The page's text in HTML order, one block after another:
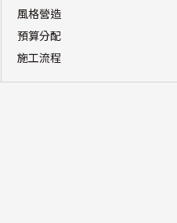
風格營造
預算分配
施工流程